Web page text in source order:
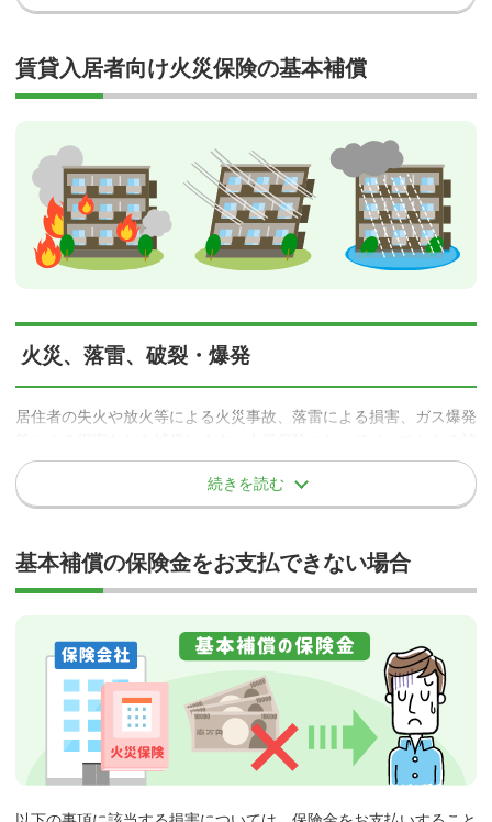
そのようなプランを選択してしまうと、保険を適用する事故が生じ
た際に「思っていた補償を受けることが出来なかった」ということ
補償内容の違いと保険料をよく確認し、納得のいくプランの選択が
大切になります。
賃貸入居者向け火災保険の基本補償
火災、落雷、破裂・爆発
居住者の失火や放火等による火災事故、落雷による損害、ガス爆発
償で、どの保険会社のプランにおいても必ず補償される項目です。
調理中にガスコンロの火が布巾に移り、キッチンの一部と調理
器具、食器等が焼損してしまった。
続きを読む
基本補償の保険金をお支払できない場合